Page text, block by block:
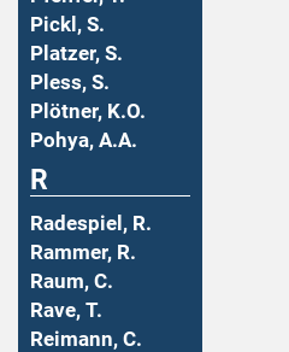
Pickl, S.
Platzer, S.
Pless, S.
Plötner, K.O.
Pohya, A.A.
R
Radespiel, R.
Rammer, R.
Raum, C.
Rave, T.
Reimann, C.